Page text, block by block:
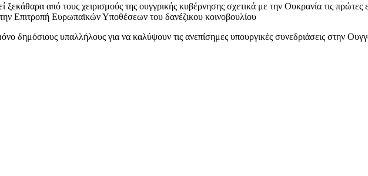
ξεκάθαρα από τους χειρισμούς της ουγγρικής κυβέρνησης σχετικά με την Ουκρανία τις
Επιτροπή Ευρωπαϊκών Υποθέσεων του δανέζικου κοινοβουλίου
δημόσιους υπαλλήλους για να καλύψουν τις ανεπίσημες υπουργικές συνεδριάσεις στην